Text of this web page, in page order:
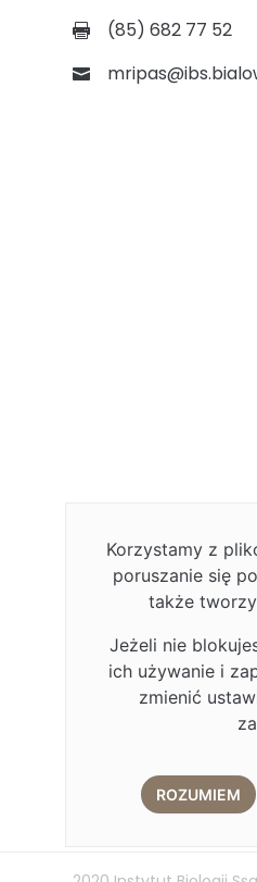
(85) 682 77 52
Korzystamy z
poruszanie się
także
Jeżeli nie
ich używanie i
zmienić
ROZUMIEM